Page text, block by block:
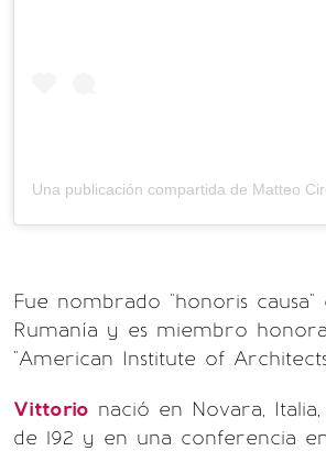
Una publicación compartida de Matteo
Fue nombrado "honoris causa"
Rumanía y es miembro
"American Institute of
Vittorio nació en Novara,
de 192 y en una conferencia